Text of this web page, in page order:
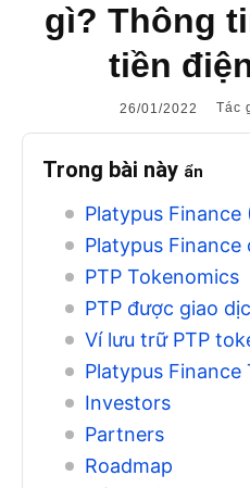
gì? Thông
tiền
26/01/2022 Tác
Trong bài này ẩn
Platypus Finance
Platypus Finance
PTP Tokenomics
PTP được giao
Ví lưu trữ PTP
Platypus Finance
Investors
Partners
Roadmap